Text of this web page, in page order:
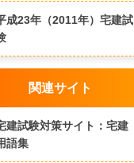
成23年（2011年）宅建試
関連サイト
建試験対策サイト：宅建
語集